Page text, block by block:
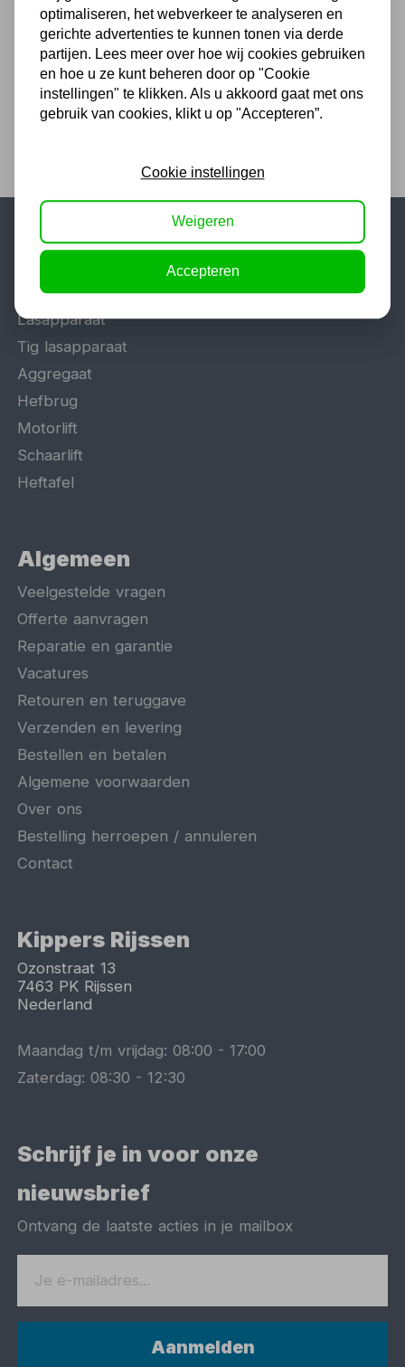
51,97
42,95 excl. BTW
Populaire categorieën
Werkplaatsinrichting
Lasapparaat
Tig lasapparaat
Aggregaat
Hefbrug
Motorlift
Schaarlift
Heftafel
Algemeen
Veelgestelde vragen
Offerte aanvragen
Reparatie en garantie
Vacatures
Retouren en teruggave
Verzenden en levering
Bestellen en betalen
Algemene voorwaarden
Over ons
Bestelling herroepen / annuleren
Contact
Kippers Rijssen
Ozonstraat 13
7463 PK Rijssen
Nederland
Maandag t/m vrijdag:08:00 -17:00
Zaterdag:08:30 -12:30
Schrijf je in voor onze
nieuwsbrief
Ontvang de laatste acties in je mailbox
Aanmelden
optimaliseren, het webverkeer te analyseren en
gerichte advertenties te kunnen tonen via derde
partijen. Lees meer over hoe wij cookies gebruiken
en hoe u ze kunt beheren door op "Cookie
instellingen" te klikken. Als u akkoord gaat met ons
gebruik van cookies, klikt u op "Accepteren”.
Cookie instellingen
Weigeren
Accepteren